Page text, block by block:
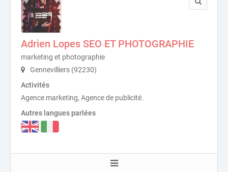
Adrien Lopes SEO ET PHOTOGRAPHIE
marketing et photographie
Gennevilliers (92230)
Activités
Agence marketing, Agence de publicité.
Autres langues parlées